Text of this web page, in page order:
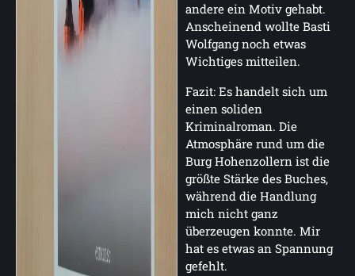
andere ein Motiv gehabt.
Anscheinend wollte Basti
Wolfgang noch etwas
Wichtiges mitteilen.
Fazit: Es handelt sich um
einen soliden
Kriminalroman. Die
Atmosphäre rund um die
Burg Hohenzollern ist die
größte Stärke des Buches,
während die Handlung
mich nicht ganz
überzeugen konnte. Mir
hat es etwas an Spannung
gefehlt.